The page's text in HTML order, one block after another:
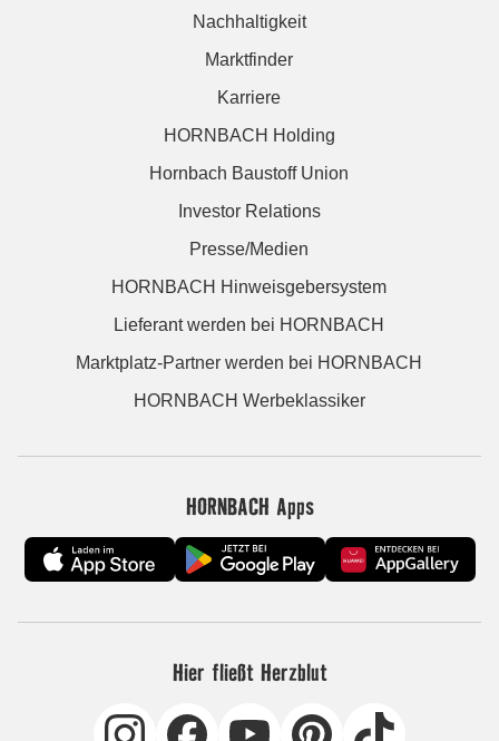
Nachhaltigkeit
Marktfinder
Karriere
HORNBACH Holding
Hornbach Baustoff Union
Investor Relations
Presse/Medien
HORNBACH Hinweisgebersystem
Lieferant werden bei HORNBACH
Marktplatz-Partner werden bei HORNBACH
HORNBACH Werbeklassiker
HORNBACH Apps
Hier fließt Herzblut